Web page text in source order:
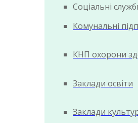
Соціальні
Комунальні
КНП охорони
Заклади освіти
Заклади